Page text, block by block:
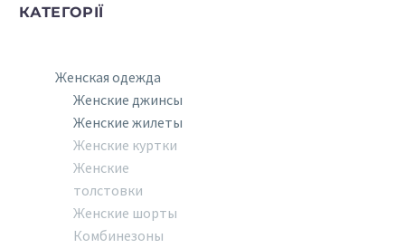
КАТЕГОРІЇ
Женская одежда
Женские джинсы
Женские жилеты
Женские куртки
Женские
толстовки
Женские шорты
Комбинезоны